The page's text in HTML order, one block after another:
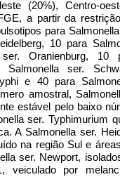
(20%), Centro-
a partir da
para
10 para
Oranienburg, 10
ser.
e 40 para
amostral,
estável pelo baixo
ser. Typhimurium
A Salmonella ser.
na região Sul e
ser. Newport,
veiculado por